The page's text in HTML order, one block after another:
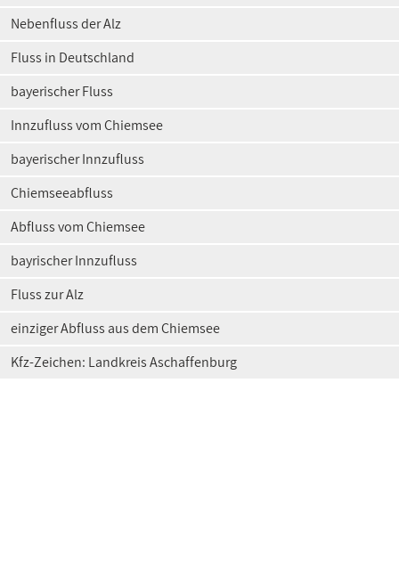
Nebenfluss der Alz
Fluss in Deutschland
bayerischer Fluss
Innzufluss vom Chiemsee
bayerischer Innzufluss
Chiemseeabfluss
Abfluss vom Chiemsee
bayrischer Innzufluss
Fluss zur Alz
einziger Abfluss aus dem Chiemsee
Kfz-Zeichen: Landkreis Aschaffenburg